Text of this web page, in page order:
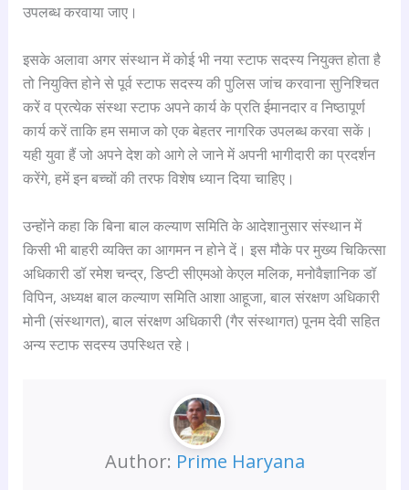
उपलब्ध करवाया जाए।
इसके अलावा अगर संस्थान में कोई भी नया स्टाफ सदस्य नियुक्त होता है
तो नियुक्ति होने से पूर्व स्टाफ सदस्य की पुलिस जांच करवाना सुनिश्चित
करें व प्रत्येक संस्था स्टाफ अपने कार्य के प्रति ईमानदार व निष्ठापूर्ण
कार्य करें ताकि हम समाज को एक बेहतर नागरिक उपलब्ध करवा सकें।
यही युवा हैं जो अपने देश को आगे ले जाने में अपनी भागीदारी का प्रदर्शन
करेंगे, हमें इन बच्चों की तरफ विशेष ध्यान दिया चाहिए।
उन्होंने कहा कि बिना बाल कल्याण समिति के आदेशानुसार संस्थान में
किसी भी बाहरी व्यक्ति का आगमन न होने दें। इस मौके पर मुख्य चिकित्सा
अधिकारी डॉ रमेश चन्द्र, डिप्टी सीएमओ केएल मलिक, मनोवैज्ञानिक डॉ
विपिन, अध्यक्ष बाल कल्याण समिति आशा आहूजा, बाल संरक्षण अधिकारी
मोनी (संस्थागत), बाल संरक्षण अधिकारी (गैर संस्थागत) पूनम देवी सहित
अन्य स्टाफ सदस्य उपस्थित रहे।
Author: Prime Haryana